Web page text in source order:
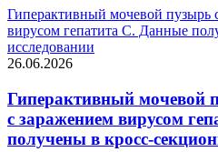
Гиперактивный мочевой пузырь
вирусом гепатита С. Данные
исследовании
26.06.2026
Гиперактивный мочевой
с заражением вирусом
получены в кросс-